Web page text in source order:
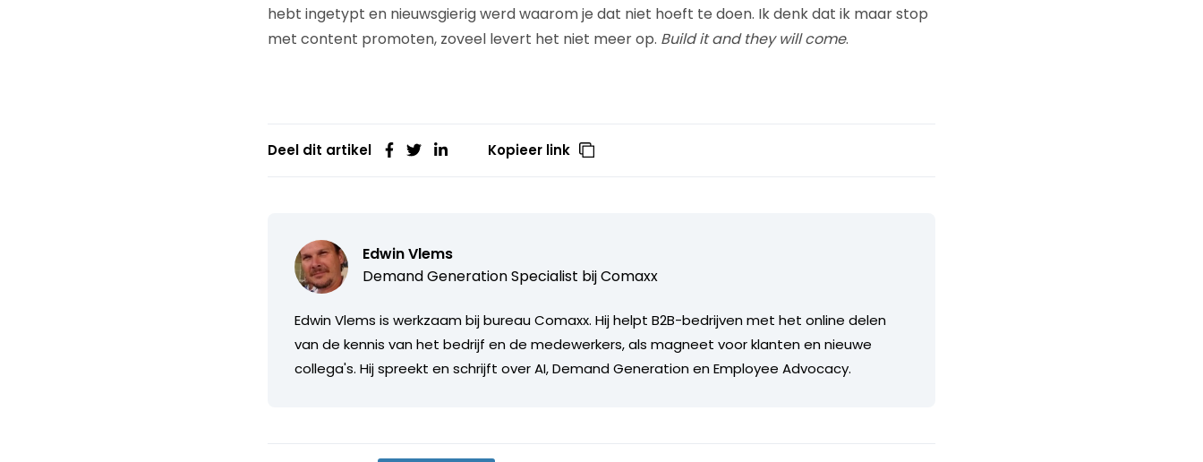
hebt ingetypt en nieuwsgierig werd waarom je dat niet hoeft te doen. Ik denk dat ik maar stop
met content promoten, zoveel levert het niet meer op. Build it and they will come.
Deel dit artikel Kopieer link
Edwin Vlems
Demand Generation Specialist bijComaxx
Edwin Vlems is werkzaam bij bureau Comaxx. Hij helpt B2B-bedrijven met het online delen
van de kennis van het bedrijf en de medewerkers, als magneet voor klanten en nieuwe
collega's. Hij spreekt en schrijft over AI, Demand Generation en Employee Advocacy.